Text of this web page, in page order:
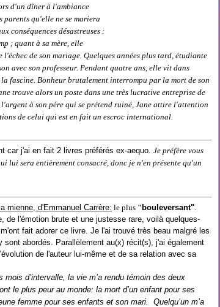
d'un dîner à l'ambiance
qu'elle ne se mariera
conséquences désastreuses :
; quant à sa mère, elle
l'échec de son mariage. Quelques années plus tard, étudiante
avec son professeur. Pendant quatre ans, elle vit dans
fascine. Bonheur brutalement interrompu par la mort de son
trouve alors un poste dans une très lucrative entreprise de
à son père qui se prétend ruiné, Jane attire l'attention
de celui qui est en fait un escroc international.
car j'ai en fait 2 livres préférés ex-aequo. Je préfère vous
lui sera entièrement consacré, donc je n'en présente qu'un
mienne, d'Emmanuel Carrère: le plus " bouleversant".
de l'émotion brute et une justesse rare, voilà quelques-
fait adorer ce livre. Je l'ai trouvé très beau malgré les
abordés. Parallèl ement au(x) récit(s), j'ai également
de l'auteur lui-même et de sa relation avec sa
mois d’intervalle, la vie m’a rendu témoin des deux
le plus peur au monde: la mort d’un enfant pour ses
femme pour ses enfants et son mari. Quelqu’un m’a